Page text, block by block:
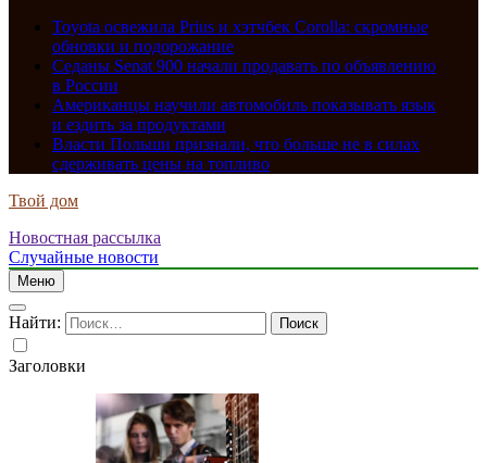
Toyota освежила Prius и хэтчбек Corolla: скромные
обновки и подорожание
Седаны Senat 900 начали продавать по объявлению
в России
Американцы научили автомобиль показывать язык
и ездить за продуктами
Власти Польши признали, что больше не в силах
сдерживать цены на топливо
Твой дом
Новостная рассылка
Случайные новости
Меню
Найти:
Заголовки